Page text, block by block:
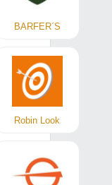
BARFER´S
Robin Look